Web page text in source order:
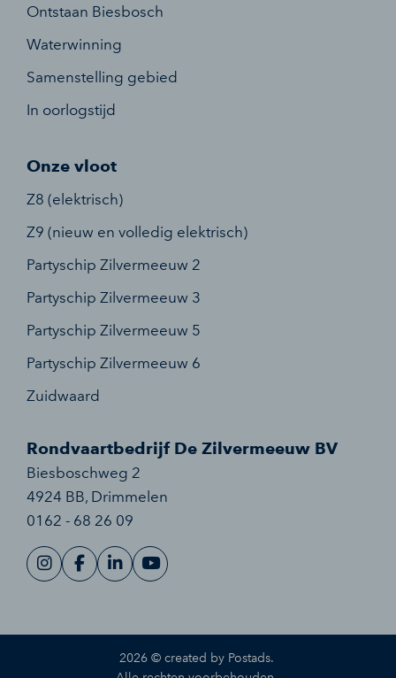
Ontstaan Biesbosch
Waterwinning
Samenstelling gebied
In oorlogstijd
Onze vloot
Z8 (elektrisch)
Z9 (nieuw en volledig elektrisch)
Partyschip Zilvermeeuw 2
Partyschip Zilvermeeuw 3
Partyschip Zilvermeeuw 5
Partyschip Zilvermeeuw 6
Zuidwaard
Rondvaartbedrijf De Zilvermeeuw BV
Biesboschweg 2
4924 BB, Drimmelen
0162 - 68 26 09
2026 © created by Postads.